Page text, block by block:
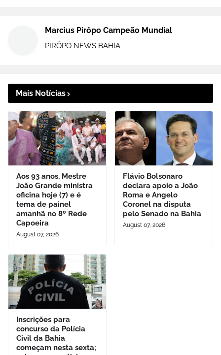
Marcius Pirôpo Campeão Mundial
PIRÔPO NEWS BAHIA
Mais Notícias
Aos 93 anos, Mestre
João Grande ministra
oficina hoje (7) e é
tema de painel
amanhã no 8º Rede
Capoeira
August 07, 2026
Flávio Bolsonaro
declara apoio a João
Roma e Angelo
Coronel na disputa
pelo Senado na Bahia
August 07, 2026
Inscrições para
concurso da Polícia
Civil da Bahia
começam nesta sexta;